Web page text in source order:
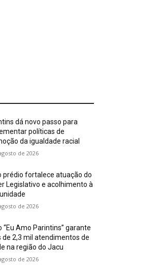
dá novo passo para
políticas de
da igualdade racial
de 2026
prédio fortalece atuação do
Legislativo e acolhimento à
de 2026
“Eu Amo Parintins” garante
de 2,3 mil atendimentos de
na região do Jacu
de 2026